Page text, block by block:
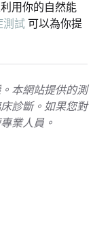
用你的自然能
測試 可以為你提
本網站提供的測
診斷。如果您對
業人員。